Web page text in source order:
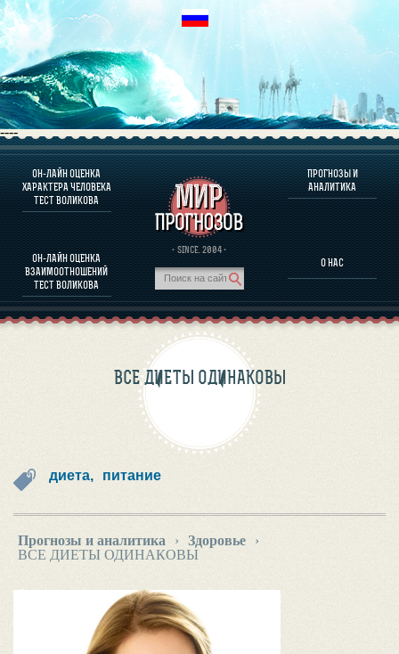
----
ОН-ЛАЙН ОЦЕНКА
ХАРАКТЕРА ЧЕЛОВЕКА
ТЕСТ ВОЛИКОВА
ОН-ЛАЙН ОЦЕНКА
ВЗАИМООТНОШЕНИЙ
ТЕСТ ВОЛИКОВА
· SINCE. 2004 ·
ПРОГНОЗЫ И
АНАЛИТИКА
О НАС
О ПРОГРАММЕ
ОЦЕНКА ХАРАКТЕРA ЧЕЛОВЕКА
ОЦЕНКА ХАРАКТЕРА ВЫДАЮЩИХСЯ ЛИЧНОСТЕЙ
О ПРОГРАММЕ
ПРОГНОЗЫ И АНАЛИТИКА
ВСЕ ДИЕТЫ ОДИНАКОВЫ
диета, питание
Прогнозы и аналитика › Здоровье
›
ВСЕ ДИЕТЫ ОДИНАКОВЫ